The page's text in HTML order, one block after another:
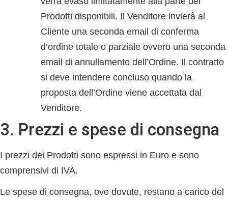
Prodotti disponibili. Il Venditore invierà al
Cliente una seconda email di conferma
d’ordine totale o parziale ovvero una seconda
email di annullamento dell’Ordine. Il contratto
si deve intendere concluso quando la
proposta dell’Ordine viene accettata dal
Venditore.
3. Prezzi e spese di consegna
I prezzi dei Prodotti sono espressi in Euro e sono
comprensivi di IVA.
Le spese di consegna, ove dovute, restano a carico del